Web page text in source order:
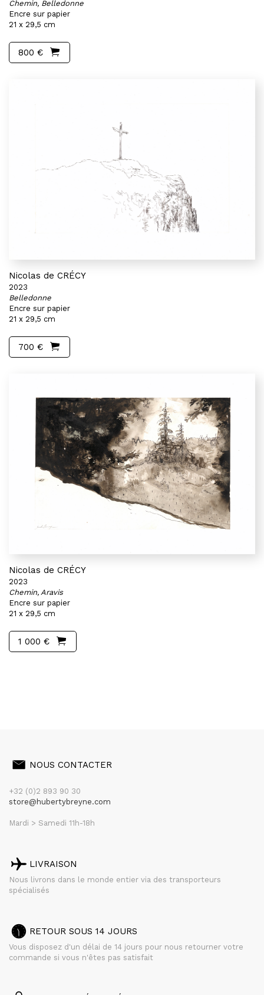
Chemin, Belledonne
Encre sur papier
21 x 29,5 cm
800 €
Nicolas de CRÉCY
2023
Belledonne
Encre sur papier
21 x 29,5 cm
700 €
Nicolas de CRÉCY
2023
Chemin, Aravis
Encre sur papier
21 x 29,5 cm
1 000 €
NOUS CONTACTER
+32 (0)2 893 90 30
store@hubertybreyne.com
Mardi > Samedi 11h-18h
LIVRAISON
Nous livrons dans le monde entier via des transporteurs
spécialisés
RETOUR SOUS 14 JOURS
Vous disposez d'un délai de 14 jours pour nous retourner votre
commande si vous n'êtes pas satisfait